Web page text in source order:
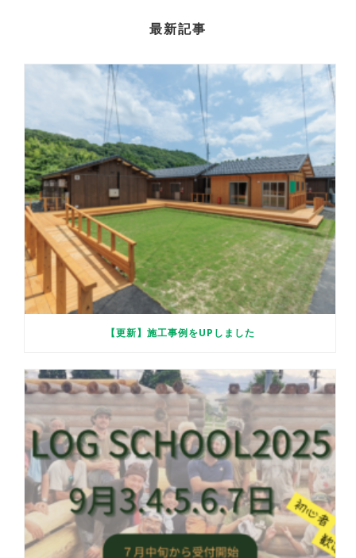
最新記事
【更新】施工事例をUPしました